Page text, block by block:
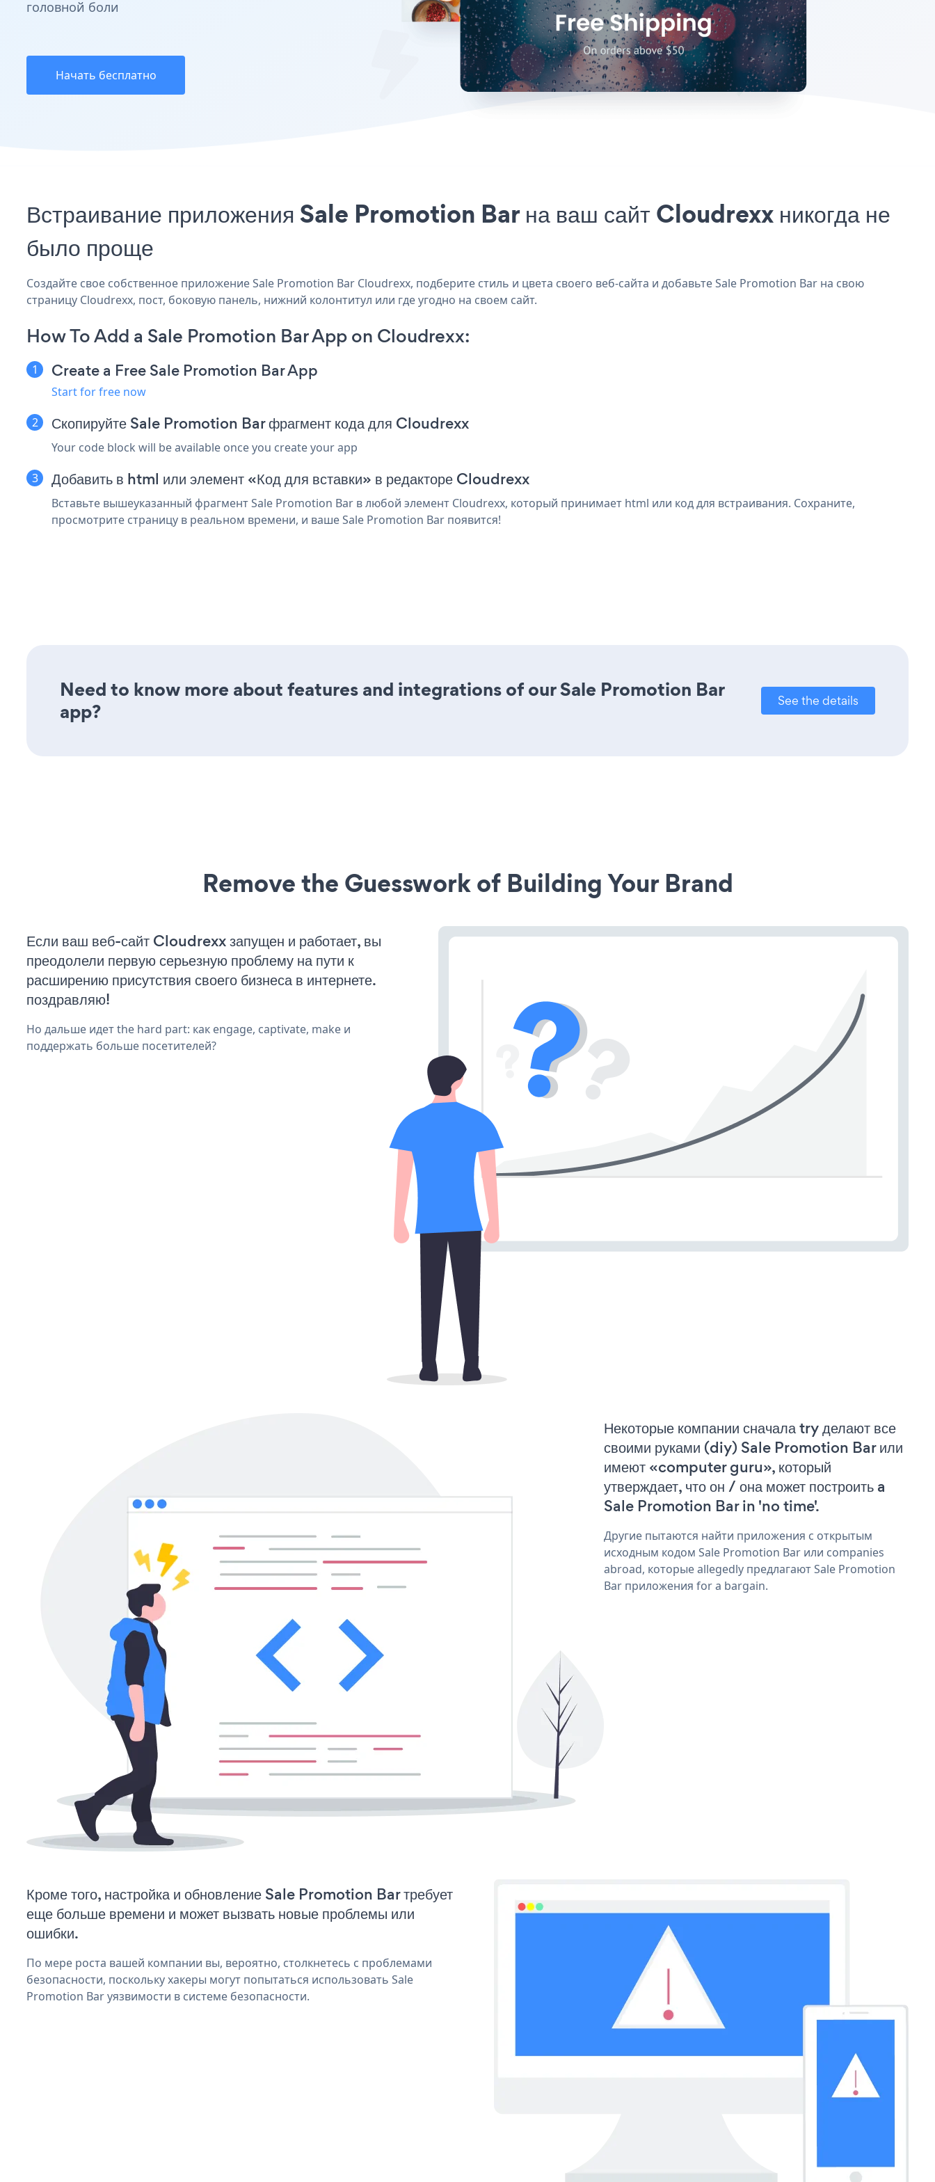
головной боли
Начать бесплатно
Встраивание приложения Sale Promotion Bar на ваш сайт Cloudrexx никогда не
было проще
Создайте свое собственное приложение Sale Promotion Bar Cloudrexx, подберите стиль и цвета своего веб-сайта и добавьте Sale Promotion Bar на свою
страницу Cloudrexx, пост, боковую панель, нижний колонтитул или где угодно на своем сайт.
How To Add a Sale Promotion Bar App on Cloudrexx:
Create a Free Sale Promotion Bar App
Start for free now
Скопируйте Sale Promotion Bar фрагмент кода для Cloudrexx
Your code block will be available once you create your app
Добавить в html или элемент «Код для вставки» в редакторе Cloudrexx
Вставьте вышеуказанный фрагмент Sale Promotion Bar в любой элемент Cloudrexx, который принимает html или код для встраивания. Сохраните,
просмотрите страницу в реальном времени, и ваше Sale Promotion Bar появится!
Need to know more about features and integrations of our Sale Promotion Bar
app?
See the details
Remove the Guesswork of Building Your Brand
Если ваш веб-сайт Cloudrexx запущен и работает, вы
преодолели первую серьезную проблему на пути к
расширению присутствия своего бизнеса в интернете.
поздравляю!
Но дальше идет the hard part: как engage, captivate, make и
поддержать больше посетителей?
Некоторые компании сначала try делают все
своими руками (diy) Sale Promotion Bar или
имеют «computer guru», который
утверждает, что он / она может построить a
Sale Promotion Bar in 'no time'.
Другие пытаются найти приложения с открытым
исходным кодом Sale Promotion Bar или companies
abroad, которые allegedly предлагают Sale Promotion
Bar приложения for a bargain.
Кроме того, настройка и обновление Sale Promotion Bar требует
еще больше времени и может вызвать новые проблемы или
ошибки.
По мере роста вашей компании вы, вероятно, столкнетесь с проблемами
безопасности, поскольку хакеры могут попытаться использовать Sale
Promotion Bar уязвимости в системе безопасности.